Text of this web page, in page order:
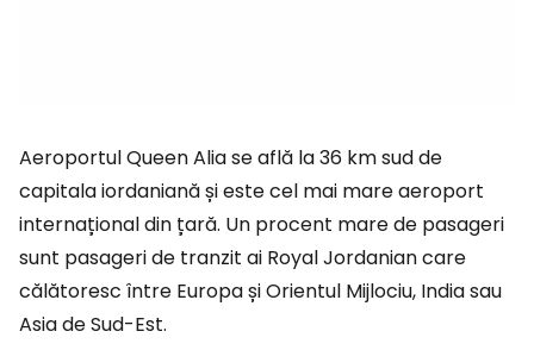
Aeroportul Queen Alia se află la 36 km sud de
capitala iordaniană și este cel mai mare aeroport
internațional din țară. Un procent mare de pasageri
sunt pasageri de tranzit ai Royal Jordanian care
călătoresc între Europa și Orientul Mijlociu, India sau
Asia de Sud-Est.